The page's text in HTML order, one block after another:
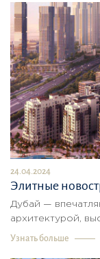
24.04.2024
Элитные
Дубай —
архитектурой,
Узнать больше